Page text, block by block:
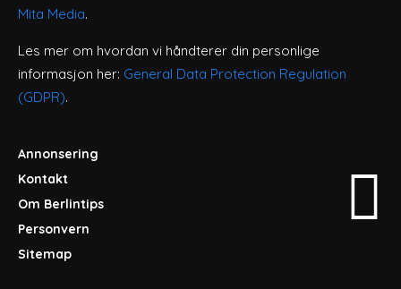
Mita Media.
Les mer om hvordan vi håndterer din personlige
informasjon her: General Data Protection Regulation
(GDPR).
Annonsering
Kontakt
Om Berlintips
Personvern
Sitemap